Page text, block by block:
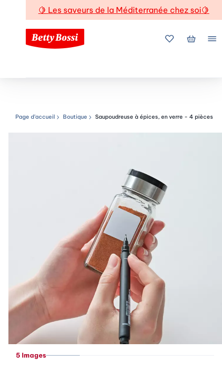
🍋 Les saveurs de la Méditerranée chez soi🍋
Mes favoris
Mon
Chemin de navigation
Page d’accueil Boutique Saupoudreuse à épices, en verre - 4 pièces
5 Images